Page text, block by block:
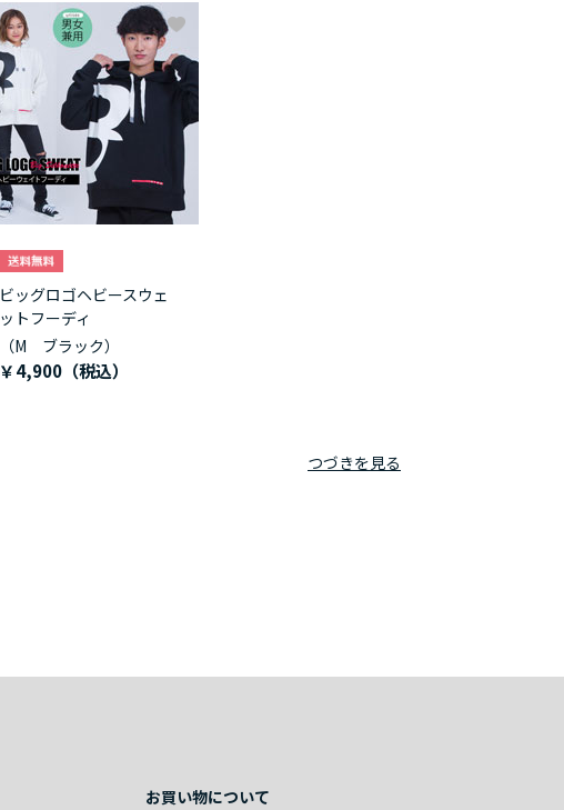
ビッグロゴヘビースウェ
ットフーディ
（M ブラック）
￥4,900
つづきを見る
お買い物について